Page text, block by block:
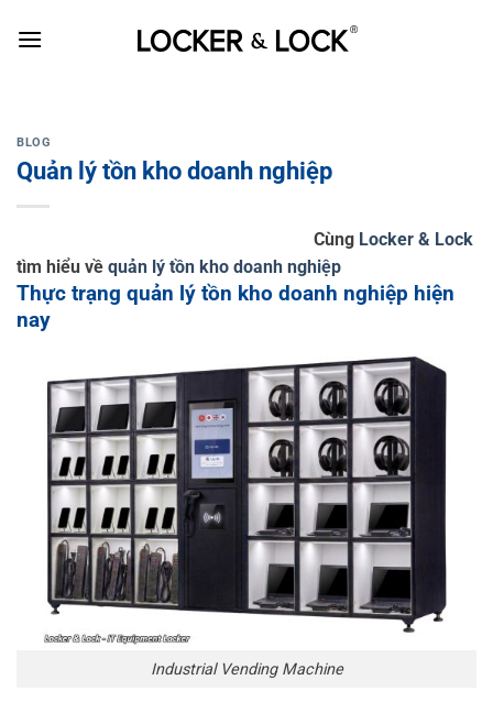
BLOG
Quản lý tồn kho doanh nghiệp
Cùng Locker & Lock
tìm hiểu về quản lý tồn kho doanh nghiệp
Thực trạng quản lý tồn kho doanh nghiệp hiện
nay
Industrial Vending Machine